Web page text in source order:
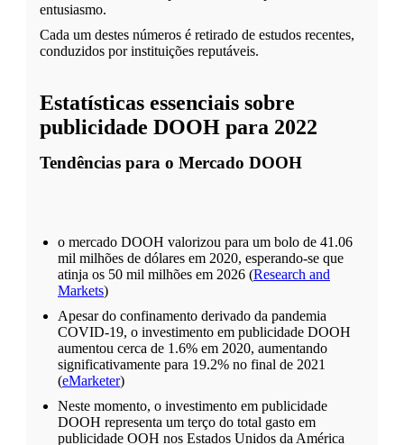
entusiasmo.
Cada um destes números é retirado de estudos recentes,
conduzidos por instituições reputáveis.
Estatísticas essenciais sobre
publicidade DOOH para 2022
Tendências para o Mercado DOOH
o mercado DOOH valorizou para um bolo de 41.06
mil milhões de dólares em 2020, esperando-se que
atinja os 50 mil milhões em 2026 (Research and
Markets)
Apesar do confinamento derivado da pandemia
COVID-19, o investimento em publicidade DOOH
aumentou cerca de 1.6% em 2020, aumentando
significativamente para 19.2% no final de 2021
(eMarketer)
Neste momento, o investimento em publicidade
DOOH representa um terço do total gasto em
publicidade OOH nos Estados Unidos da América